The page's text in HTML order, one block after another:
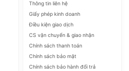
Thông tin liên hệ
Giấy phép kinh doanh
Điều kiện giao dịch
CS vận chuyển & giao nhận
Chính sách thanh toán
Chính sách bảo mật
Chính sách bảo hành đổi trả